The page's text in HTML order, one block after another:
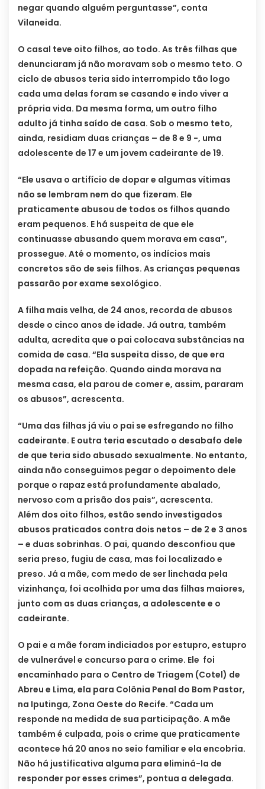
negar quando alguém perguntasse”, conta
Vilaneida.
O casal teve oito filhos, ao todo. As três filhas que
denunciaram já não moravam sob o mesmo teto. O
ciclo de abusos teria sido interrompido tão logo
cada uma delas foram se casando e indo viver a
própria vida. Da mesma forma, um outro filho
adulto já tinha saído de casa. Sob o mesmo teto,
ainda, residiam duas crianças – de 8 e 9 -, uma
adolescente de 17 e um jovem cadeirante de 19.
“Ele usava o artifício de dopar e algumas vítimas
não se lembram nem do que fizeram. Ele
praticamente abusou de todos os filhos quando
eram pequenos. E há suspeita de que ele
continuasse abusando quem morava em casa”,
prossegue. Até o momento, os indícios mais
concretos são de seis filhos. As crianças pequenas
passarão por exame sexológico.
A filha mais velha, de 24 anos, recorda de abusos
desde o cinco anos de idade. Já outra, também
adulta, acredita que o pai colocava substâncias na
comida de casa. “Ela suspeita disso, de que era
dopada na refeição. Quando ainda morava na
mesma casa, ela parou de comer e, assim, pararam
os abusos”, acrescenta.
“Uma das filhas já viu o pai se esfregando no filho
cadeirante. E outra teria escutado o desabafo dele
de que teria sido abusado sexualmente. No entanto,
ainda não conseguimos pegar o depoimento dele
porque o rapaz está profundamente abalado,
nervoso com a prisão dos pais”, acrescenta.
Além dos oito filhos, estão sendo investigados
abusos praticados contra dois netos – de 2 e 3 anos
– e duas sobrinhas. O pai, quando desconfiou que
seria preso, fugiu de casa, mas foi localizado e
preso. Já a mãe, com medo de ser linchada pela
vizinhança, foi acolhida por uma das filhas maiores,
junto com as duas crianças, a adolescente e o
cadeirante.
O pai e a mãe foram indiciados por estupro, estupro
de vulnerável e concurso para o crime. Ele foi
encaminhado para o Centro de Triagem (Cotel) de
Abreu e Lima, ela para Colônia Penal do Bom Pastor,
na Iputinga, Zona Oeste do Recife. “Cada um
responde na medida de sua participação. A mãe
também é culpada, pois o crime que praticamente
acontece há 20 anos no seio familiar e ela encobria.
Não há justificativa alguma para eliminá-la de
responder por esses crimes”, pontua a delegada.